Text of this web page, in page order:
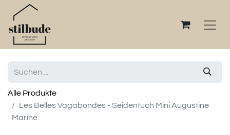
Alle Produkte
Les Belles Vagabondes - Seidentuch Mini Augustine
Marine